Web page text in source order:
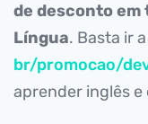
de desconto em
Língua. Basta ir a
br/promocao/
aprender inglês e